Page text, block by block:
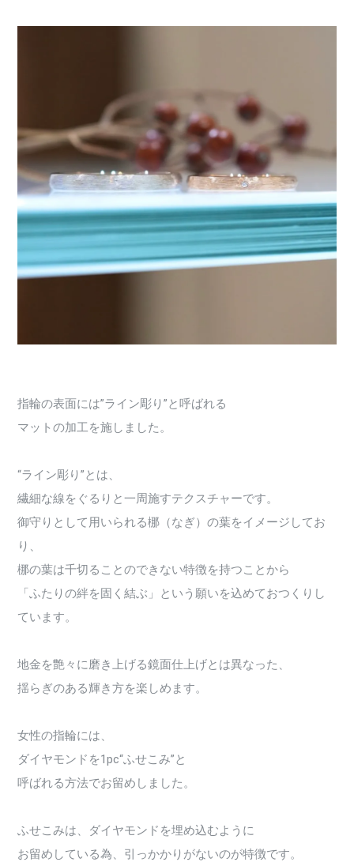
指輪の表面には”ライン彫り”と呼ばれる
マットの加工を施しました。
“ライン彫り”とは、
繊細な線をぐるりと一周施すテクスチャーです。
御守りとして用いられる梛（なぎ）の葉をイメージしてお
り、
梛の葉は千切ることのできない特徴を持つことから
「ふたりの絆を固く結ぶ」という願いを込めておつくりし
ています。
地金を艶々に磨き上げる鏡面仕上げとは異なった、
揺らぎのある輝き方を楽しめます。
女性の指輪には、
ダイヤモンドを1pc“ふせこみ”と
呼ばれる方法でお留めしました。
ふせこみは、ダイヤモンドを埋め込むように
お留めしている為、引っかかりがないのが特徴です。